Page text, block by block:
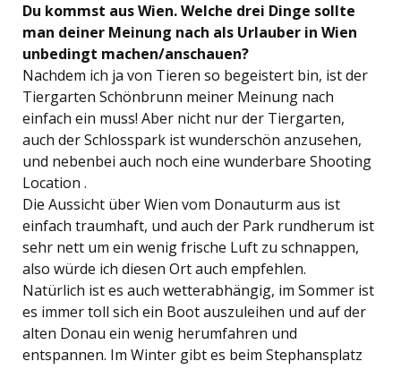
Du kommst aus Wien. Welche drei Dinge sollte
man deiner Meinung nach als Urlauber in Wien
unbedingt machen/anschauen?
Nachdem ich ja von Tieren so begeistert bin, ist der
Tiergarten Schönbrunn meiner Meinung nach
einfach ein muss! Aber nicht nur der Tiergarten,
auch der Schlosspark ist wunderschön anzusehen,
und nebenbei auch noch eine wunderbare Shooting
Location .
Die Aussicht über Wien vom Donauturm aus ist
einfach traumhaft, und auch der Park rundherum ist
sehr nett um ein wenig frische Luft zu schnappen,
also würde ich diesen Ort auch empfehlen.
Natürlich ist es auch wetterabhängig, im Sommer ist
es immer toll sich ein Boot auszuleihen und auf der
alten Donau ein wenig herumfahren und
entspannen. Im Winter gibt es beim Stephansplatz